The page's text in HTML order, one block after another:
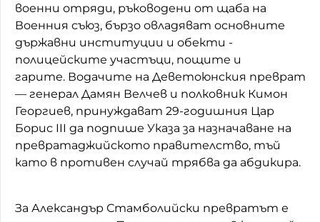
военни отряди, ръководени от щаба на
Военния съюз, бързо овладяват основните
държавни институции и обекти -
полицейските участъци, пощите и
гарите. Водачите на Деветоюнския преврат
— генерал Дамян Велчев и полковник Кимон
Георгиев, принуждават 29-годишния Цар
Борис III да подпише Указа за назначаване на
превратаджийското правителство, тъй
като в противен случай трябва да абдикира.
За Александър Стамболийски превратът е